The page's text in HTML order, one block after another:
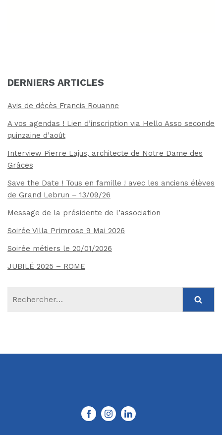
DERNIERS ARTICLES
Avis de décès Francis Rouanne
A vos agendas ! Lien d’inscription via Hello Asso seconde
quinzaine d’août
Interview Pierre Lajus, architecte de Notre Dame des
Grâces
Save the Date ! Tous en famille ! avec les anciens élèves
de Grand Lebrun – 13/09/26
Message de la présidente de l’association
Soirée Villa Primrose 9 Mai 2026
Soirée métiers le 20/01/2026
JUBILÉ 2025 – ROME